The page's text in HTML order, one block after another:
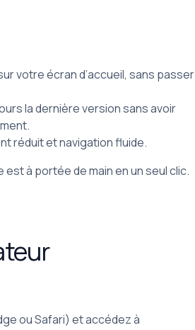
votre écran d’accueil, sans passer
la dernière version sans avoir
réduit et navigation fluide.
à portée de main en un seul clic.
ou Safari) et accédez à